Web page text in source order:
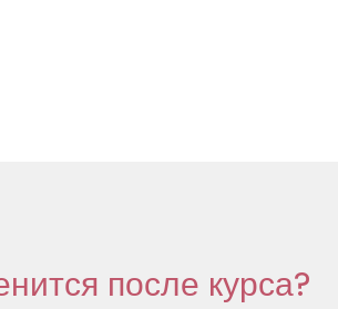
после курса?